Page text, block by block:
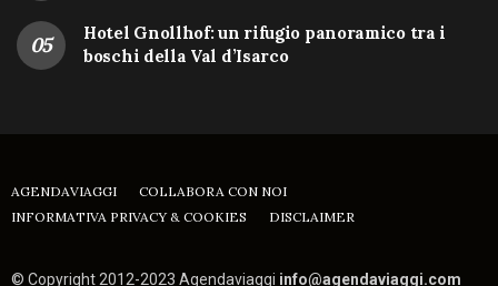
Hotel Gnollhof: un rifugio panoramico tra i
boschi della Val d’Isarco
AGENDAVIAGGI
COLLABORA CON NOI
INFORMATIVA PRIVACY & COOKIES
DISCLAIMER
© Copyright 2012-2023 Agendaviaggi info@agendaviaggi.com